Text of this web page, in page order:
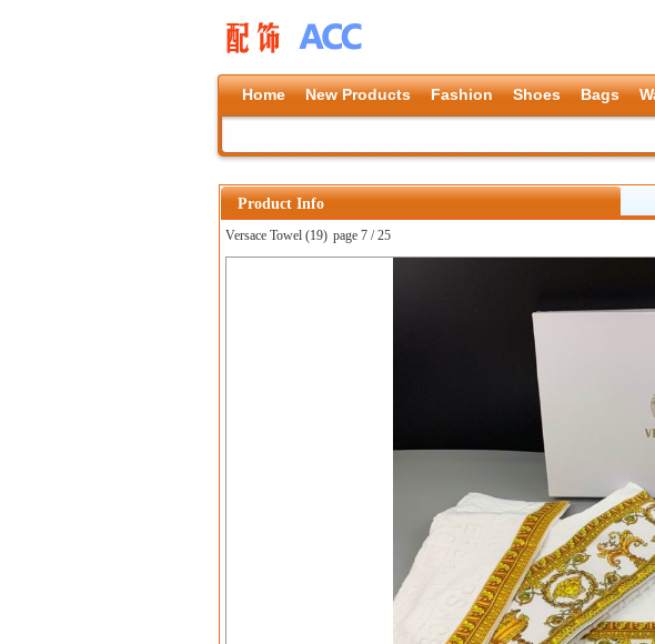
Home New Products Fashion Shoes Bags
Product Info
Versace Towel (19) page 7 / 25